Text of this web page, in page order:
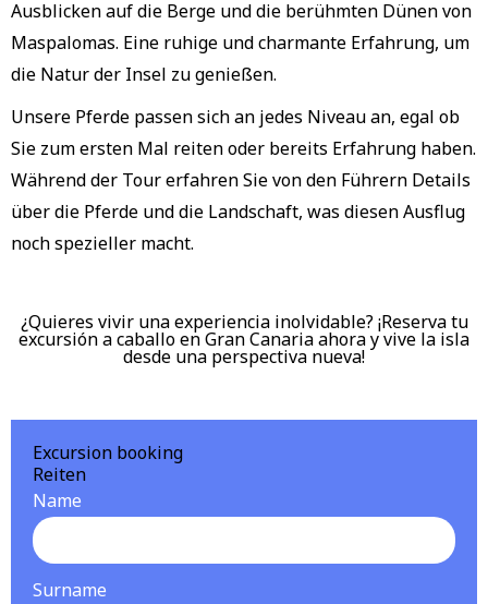
Ausblicken auf die Berge und die berühmten Dünen von
Maspalomas. Eine ruhige und charmante Erfahrung, um
die Natur der Insel zu genießen.
Unsere Pferde passen sich an jedes Niveau an, egal ob
Sie zum ersten Mal reiten oder bereits Erfahrung haben.
Während der Tour erfahren Sie von den Führern Details
über die Pferde und die Landschaft, was diesen Ausflug
noch spezieller macht.
¿Quieres vivir una experiencia inolvidable? ¡Reserva tu
excursión a caballo en Gran Canaria ahora y vive la isla
desde una perspectiva nueva!
Excursion booking
Reiten
Name
Surname